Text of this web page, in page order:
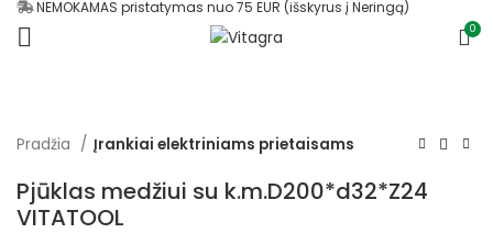
NEMOKAMAS pristatymas nuo 75 EUR (išskyrus į Neringą)
0
Pradžia Įrankiai elektriniams prietaisams
Pjūklas medžiui su k.m.D200*d32*Z24
VITATOOL